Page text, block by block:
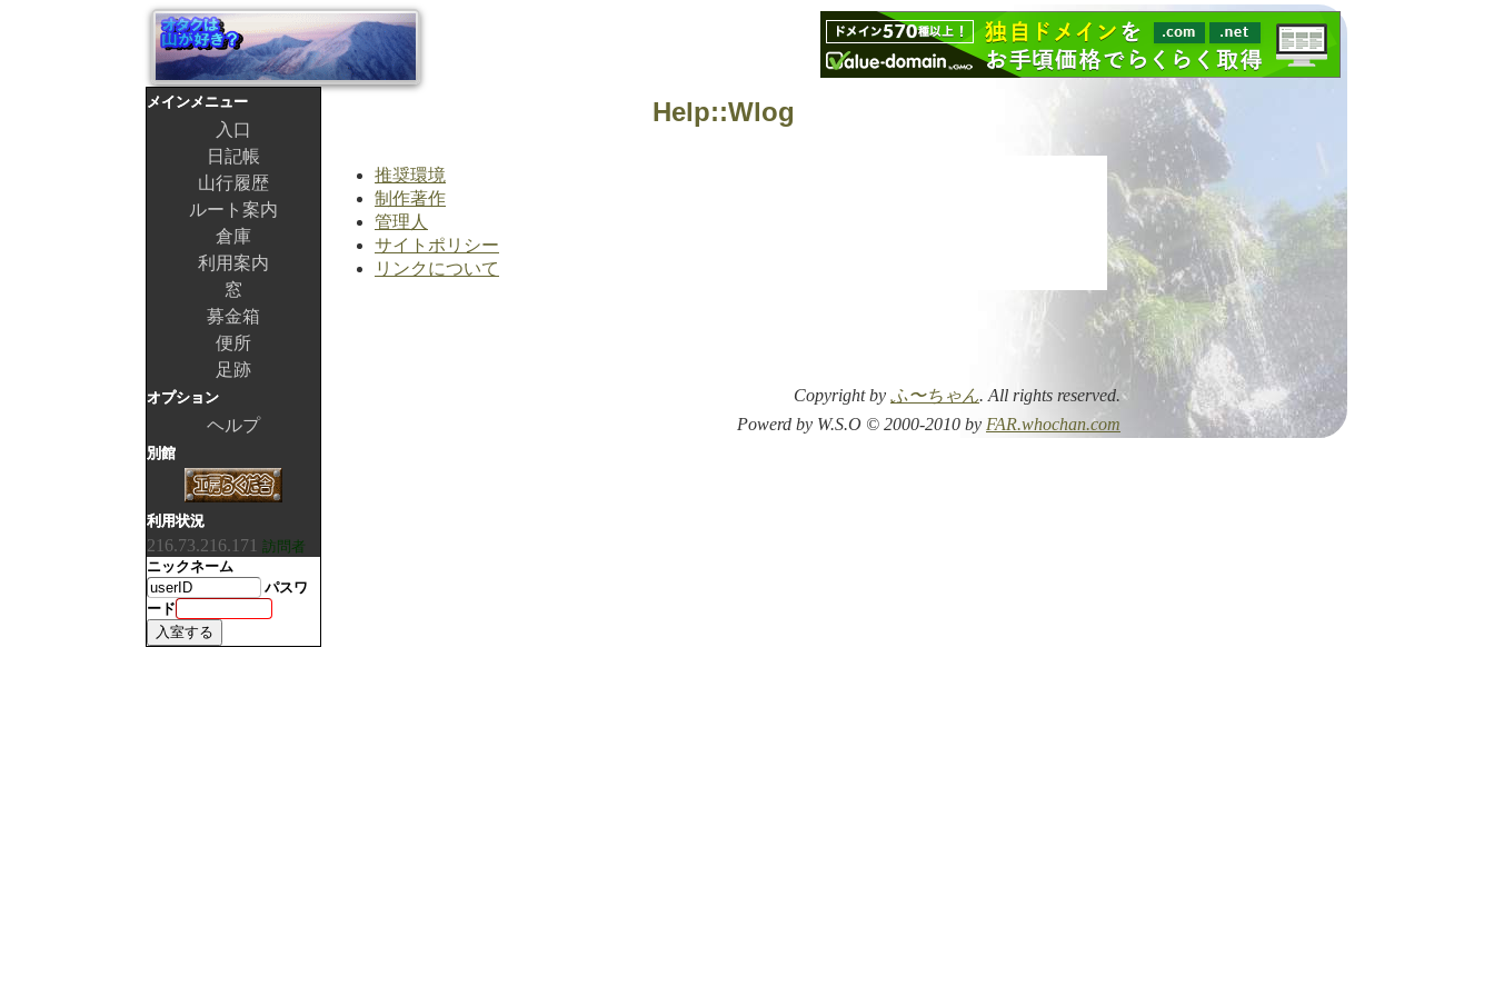
Help::Wlog
推奨環境
制作著作
管理人
サイトポリシー
リンクについて
メインメニュー
入口
日記帳
山行履歴
ルート案内
倉庫
利用案内
窓
募金箱
便所
足跡
オプション
ヘルプ
別館
利用状況
216.73.216.171 訪問者
ニックネーム
パスワ
ード
Copyright by ふ〜ちゃん. All rights reserved.
Powerd by W.S.O © 2000-2010 by FAR.whochan.com